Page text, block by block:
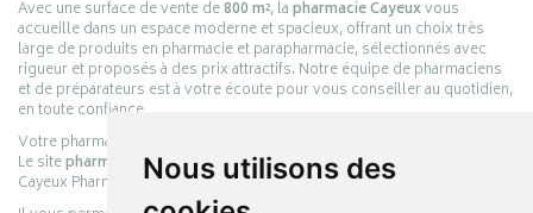
Nous utilisons des
Avec une surface de vente de800 m², lapharmacie Cayeuxvous
accueille dans un espace moderne et spacieux, offrant un choix très
large de produits en pharmacie et parapharmacie, sélectionnés avec
rigueur et proposés à des prix attractifs. Notre équipe de pharmaciens
et de préparateurs est à votre écoute pour vous conseiller au quotidien,
en toute confiance.
Votre pharmacie en ligne :
Le sitepharmacie-cayeux.frest le prolongement digital de la pharmacie
Cayeux Pharmabest Berck-sur-Mer – Rang-du-Fliers.